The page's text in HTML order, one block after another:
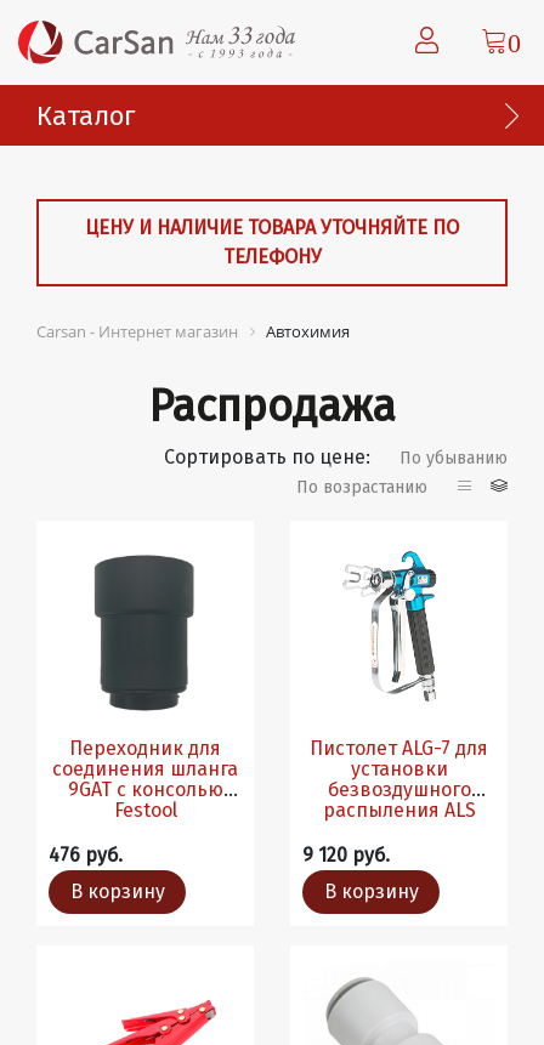
0
Каталог
ЦЕНУ И НАЛИЧИЕ ТОВАРА УТОЧНЯЙТЕ ПО
ТЕЛЕФОНУ
Carsan - Интернет магазин Автохимия
Распродажа
Сортировать по цене:
По убыванию
По возрастанию
Переходник для
соединения шланга
9GAT c консолью
Festool
476 руб.
В корзину
Пистолет ALG-7 для
установки
безвоздушного
распыления ALS
9 120 руб.
В корзину